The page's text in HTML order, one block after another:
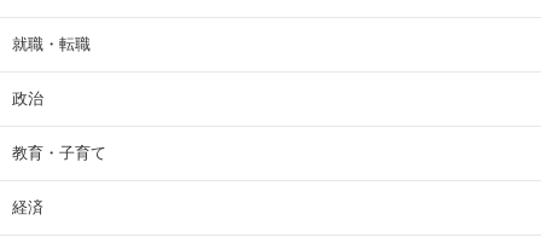
就職・転職
政治
教育・子育て
経済